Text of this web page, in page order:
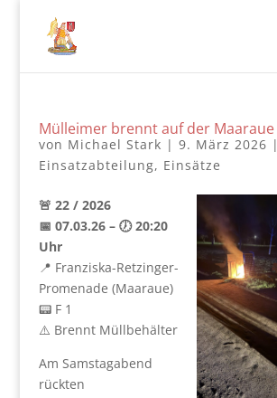
Mülleimer brennt auf der Maaraue
von Michael Stark | 9. März 2026 |
Einsatzabteilung, Einsätze
🚨 22 / 2026
📅 07.03.26 – 🕖 20:20
Uhr
📍 Franziska-Retzinger-
Promenade (Maaraue)
📟 F 1
⚠️ Brennt Müllbehälter
Am Samstagabend
rückten